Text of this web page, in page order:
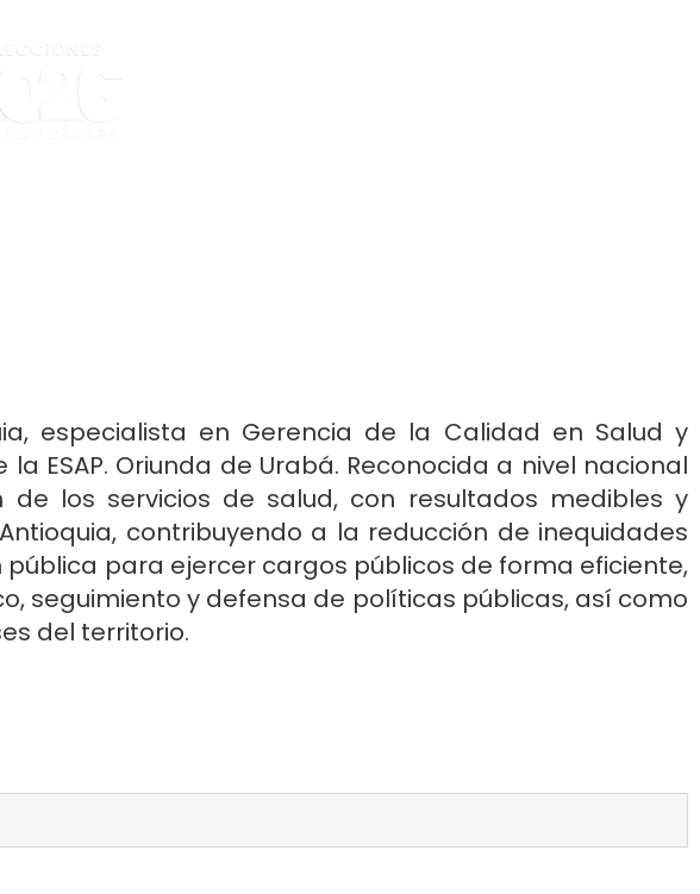
especialista en Gerencia de la Calidad en Salud y
ESAP. Oriunda de Urabá. Reconocida a nivel nacional
los servicios de salud, con resultados medibles y
contribuyendo a la reducción de inequidades
para ejercer cargos públicos de forma eficiente,
seguimiento y defensa de políticas públicas, así como
del territorio.